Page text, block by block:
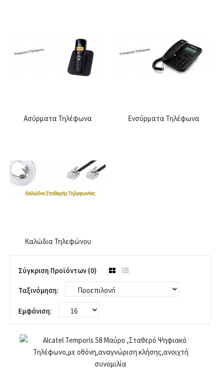
Ασύρματα Τηλέφωνα Ενσύρματα Τηλέφωνα
Καλώδια Τηλεφώνου
Σύγκριση Προϊόντων (0)
Ταξινόμηση:
Εμφάνιση: